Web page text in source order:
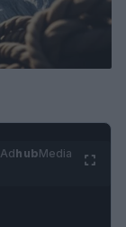
AdhubMedia